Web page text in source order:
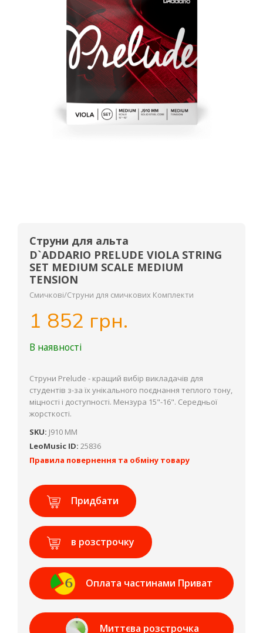
Струни для альта
D`ADDARIO PRELUDE VIOLA STRING
SET MEDIUM SCALE MEDIUM
TENSION
Смичкові/Струни для смичкових Комплекти
1 852 грн.
В наявності
Струни Prelude - кращий вибір викладачів для
студентів з-за їх унікального поєднання теплого тону,
міцності і доступності. Мензура 15"-16". Середньої
жорсткості.
SKU: J910 MM
LeoMusic ID: 25836
Правила повернення та обміну товару
Придбати
в розстрочку
Оплата частинами Приват
Банк
Миттєва розстрочка